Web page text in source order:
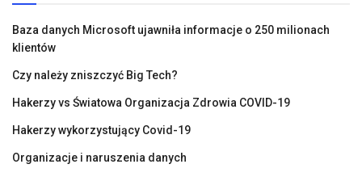
Baza danych Microsoft ujawniła informacje o 250 milionach
klientów
Czy należy zniszczyć Big Tech?
Hakerzy vs Światowa Organizacja Zdrowia COVID-19
Hakerzy wykorzystujący Covid-19
Organizacje i naruszenia danych